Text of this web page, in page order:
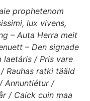
prophetenom
lux vivens,
– Auta Herra meit
– Den signade
laetáris / Pris vare
Rauhas ratki tääld
Annuntiétur /
/ Caick cuin maa